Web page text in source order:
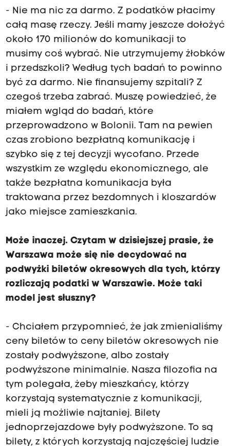
- Nie ma nic za darmo. Z podatków płacimy
całą masę rzeczy. Jeśli mamy jeszcze dołożyć
około 170 milionów do komunikacji to
musimy coś wybrać. Nie utrzymujemy żłobków
i przedszkoli? Według tych badań to powinno
być za darmo. Nie finansujemy szpitali? Z
czegoś trzeba zabrać. Muszę powiedzieć, że
miałem wgląd do badań, które
przeprowadzono w Bolonii. Tam na pewien
czas zrobiono bezpłatną komunikację i
szybko się z tej decyzji wycofano. Przede
wszystkim ze względu ekonomicznego, ale
także bezpłatna komunikacja była
traktowana przez bezdomnych i kloszardów
jako miejsce zamieszkania.
Może inaczej. Czytam w dzisiejszej prasie, że
Warszawa może się nie decydować na
podwyżki biletów okresowych dla tych, którzy
rozliczają podatki w Warszawie. Może taki
model jest słuszny?
- Chciałem przypomnieć, że jak zmienialiśmy
ceny biletów to ceny biletów okresowych nie
zostały podwyższone, albo zostały
podwyższone minimalnie. Nasza filozofia na
tym polegała, żeby mieszkańcy, którzy
korzystają systematycznie z komunikacji,
mieli ją możliwie najtaniej. Bilety
jednoprzejazdowe były podwyższone. To są
bilety, z których korzystają najczęściej ludzie